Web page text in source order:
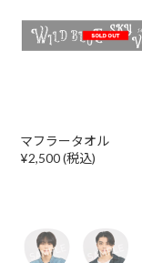
マフラータオル
¥2,500 (税込)